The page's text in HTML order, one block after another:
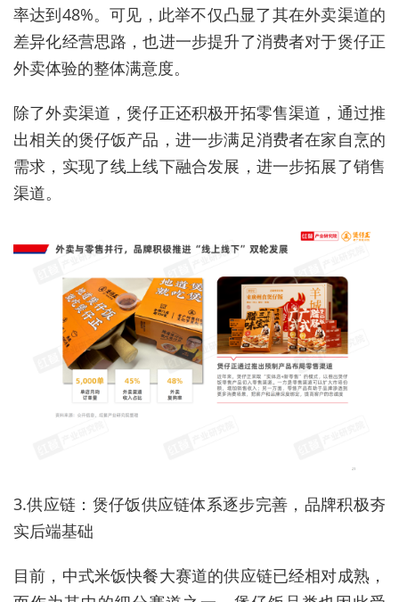
率达到48%。可见，此举不仅凸显了其在外卖渠道的
差异化经营思路，也进一步提升了消费者对于煲仔正
外卖体验的整体满意度。
除了外卖渠道，煲仔正还积极开拓零售渠道，通过推
出相关的煲仔饭产品，进一步满足消费者在家自烹的
需求，实现了线上线下融合发展，进一步拓展了销售
渠道。
3.供应链：煲仔饭供应链体系逐步完善，品牌积极夯
实后端基础
目前，中式米饭快餐大赛道的供应链已经相对成熟，